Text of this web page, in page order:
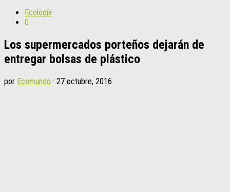
Ecología
0
Los supermercados porteños dejarán de
entregar bolsas de plástico
por Ecomundo · 27 octubre, 2016